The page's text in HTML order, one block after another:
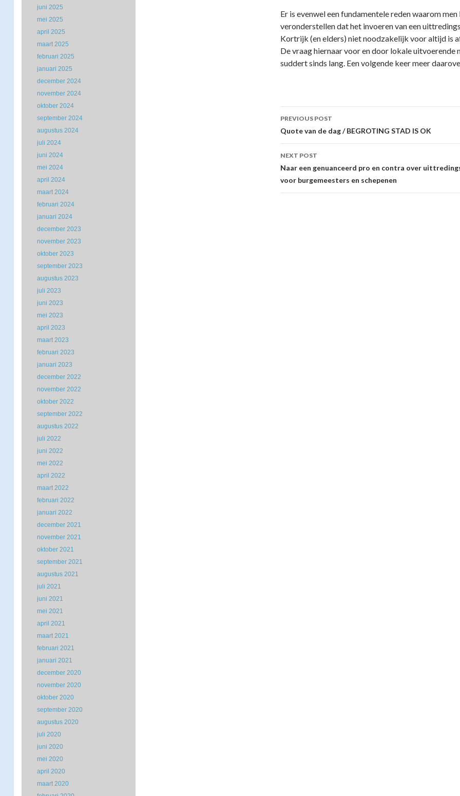
Er is evenwel een fundamentele reden waarom men
veronderstellen dat het invoeren van een
Kortrijk (en elders) niet noodzakelijk voor altijd is
De vraag hiernaar voor en door lokale uitvoerende
suddert sinds lang. Een volgende keer meer
Post
navigation
PREVIOUS POST
Quote van de dag / BEGROTING STAD IS OK
NEXT POST
Naar een genuanceerd pro en contra over
voor burgemeesters en schepenen
juni 2025
mei 2025
april 2025
maart 2025
februari 2025
januari 2025
december 2024
november 2024
oktober 2024
september 2024
augustus 2024
juli 2024
juni 2024
mei 2024
april 2024
maart 2024
februari 2024
januari 2024
december 2023
november 2023
oktober 2023
september 2023
augustus 2023
juli 2023
juni 2023
mei 2023
april 2023
maart 2023
februari 2023
januari 2023
december 2022
november 2022
oktober 2022
september 2022
augustus 2022
juli 2022
juni 2022
mei 2022
april 2022
maart 2022
februari 2022
januari 2022
december 2021
november 2021
oktober 2021
september 2021
augustus 2021
juli 2021
juni 2021
mei 2021
april 2021
maart 2021
februari 2021
januari 2021
december 2020
november 2020
oktober 2020
september 2020
augustus 2020
juli 2020
juni 2020
mei 2020
april 2020
maart 2020